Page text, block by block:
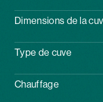
Dimensions de la
Type de cuve
Chauffage